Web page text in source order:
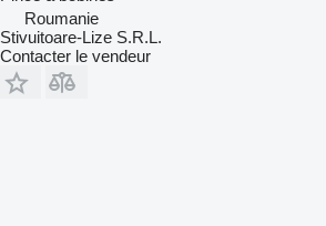
Roumanie
Stivuitoare-Lize S.R.L.
Contacter le vendeur